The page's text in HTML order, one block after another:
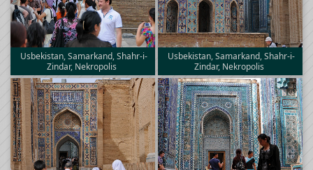
Usbekistan, Samarkand, Shahr-i-
Zindar, Nekropolis
Usbekistan, Samarkand, Shahr-i-
Zindar, Nekropolis